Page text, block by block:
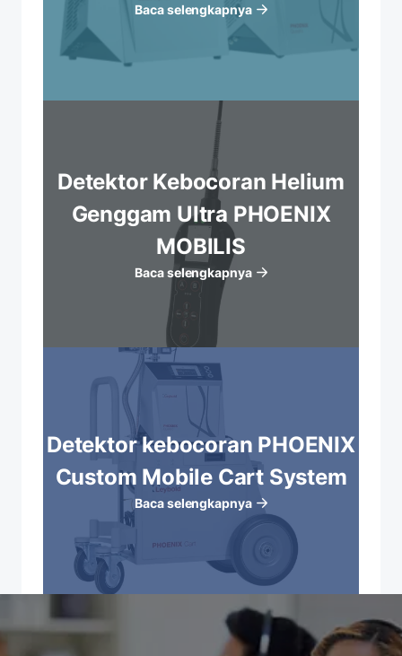
Baca selengkapnya
Detektor Kebocoran Helium
Genggam Ultra PHOENIX
MOBILIS
Baca selengkapnya
Detektor kebocoran PHOENIX
Custom Mobile Cart System
Baca selengkapnya